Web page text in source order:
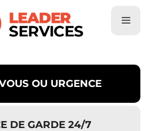
OU URGENCE
DE GARDE 24/7